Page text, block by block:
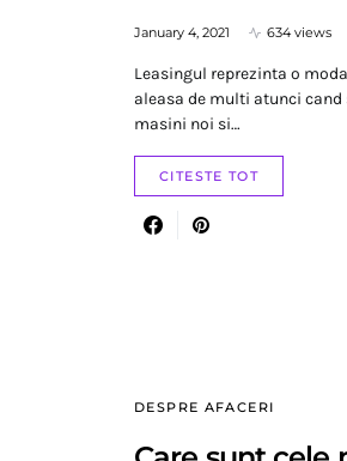
January 4, 2021 634 views
Leasingul reprezinta o
aleasa de multi atunci
masini noi si…
CITESTE TOT
DESPRE AFACERI